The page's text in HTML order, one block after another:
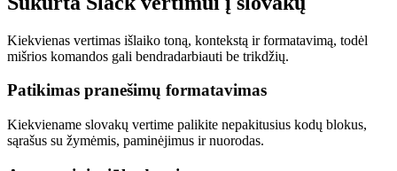
Kiekvienas vertimas išlaiko toną, kontekstą ir formatavimą, todėl
mišrios komandos gali bendradarbiauti be trikdžių.
Patikimas pranešimų formatavimas
Kiekviename slovakų vertime palikite nepakitusius kodų blokus,
sąrašus su žymėmis, paminėjimus ir nuorodas.